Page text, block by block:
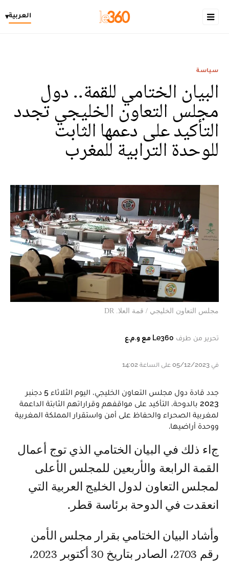
العربية▾
سياسة
البيان الختامي للقمة.. دول
مجلس التعاون الخليجي تجدد
التأكيد على دعمها الثابت
للوحدة الترابية للمغرب
مجلس التعاون الخليجي / قمة العلا. DR
تحرير من طرف Le360 مع و.م.ع
في 05/12/2023 على الساعة 14:02
جدد قادة دول مجلس التعاون الخليجي، اليوم الثلاثاء 5 دجنبر
2023 بالدوحة، التأكيد على مواقفهم وقراراتهم الثابتة الداعمة
لمغربية الصحراء والحفاظ على أمن واستقرار المملكة المغربية
ووحدة أراضيها.
جاء ذلك في البيان الختامي الذي توج أعمال
القمة الرابعة والأربعين للمجلس الأعلى
لمجلس التعاون لدول الخليج العربية التي
انعقدت في الدوحة برئاسة قطر.
وأشاد البيان الختامي بقرار مجلس الأمن
رقم 2703، الصادر بتاريخ 30 أكتوبر 2023،